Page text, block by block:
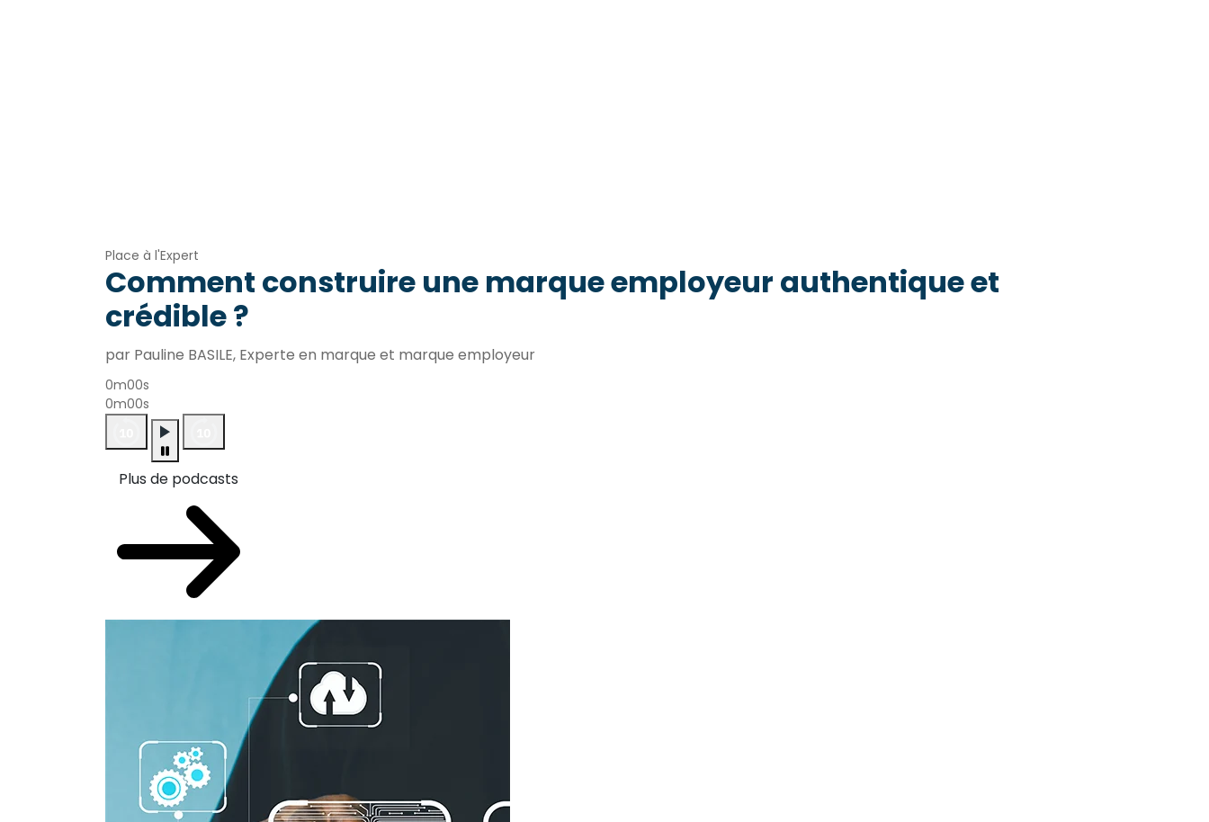
Place à l'Expert
Comment construire une marque employeur authentique et
crédible ?
par Pauline BASILE, Experte en marque et marque employeur
0m00s
0m00s
Plus de podcasts